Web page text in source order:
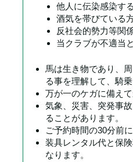
他人に伝染感染す
酒気を帯びている
反社会的勢力等関
当クラブが不適当
馬は生き物であり、
る事を理解して、騎乗
万が一のケガに備え
気象、災害、突発事
ることがあります。
ご予約時間の30分前
装具レンタル代と保
なります。